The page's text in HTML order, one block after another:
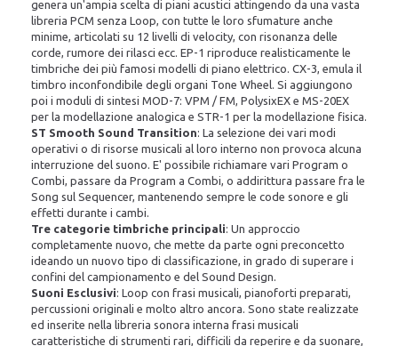
genera un'ampia scelta di piani acustici attingendo da una vasta
libreria PCM senza Loop, con tutte le loro sfumature anche
minime, articolati su 12 livelli di velocity, con risonanza delle
corde, rumore dei rilasci ecc. EP-1 riproduce realisticamente le
timbriche dei più famosi modelli di piano elettrico. CX-3, emula il
timbro inconfondibile degli organi Tone Wheel. Si aggiungono
poi i moduli di sintesi MOD-7: VPM / FM, PolysixEX e MS-20EX
per la modellazione analogica e STR-1 per la modellazione fisica.
ST Smooth Sound Transition: La selezione dei vari modi
operativi o di risorse musicali al loro interno non provoca alcuna
interruzione del suono. E' possibile richiamare vari Program o
Combi, passare da Program a Combi, o addirittura passare fra le
Song sul Sequencer, mantenendo sempre le code sonore e gli
effetti durante i cambi.
Tre categorie timbriche principali: Un approccio
completamente nuovo, che mette da parte ogni preconcetto
ideando un nuovo tipo di classificazione, in grado di superare i
confini del campionamento e del Sound Design.
Suoni Esclusivi: Loop con frasi musicali, pianoforti preparati,
percussioni originali e molto altro ancora. Sono state realizzate
ed inserite nella libreria sonora interna frasi musicali
caratteristiche di strumenti rari, difficili da reperire e da suonare,